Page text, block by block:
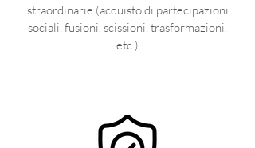
straordinarie (acquisto di partecipazioni
sociali, fusioni, scissioni, trasformazioni,
etc.)